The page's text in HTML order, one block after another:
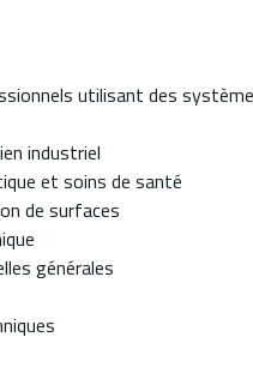
utilisant des
industriel
et soins de santé
de surfaces
générales